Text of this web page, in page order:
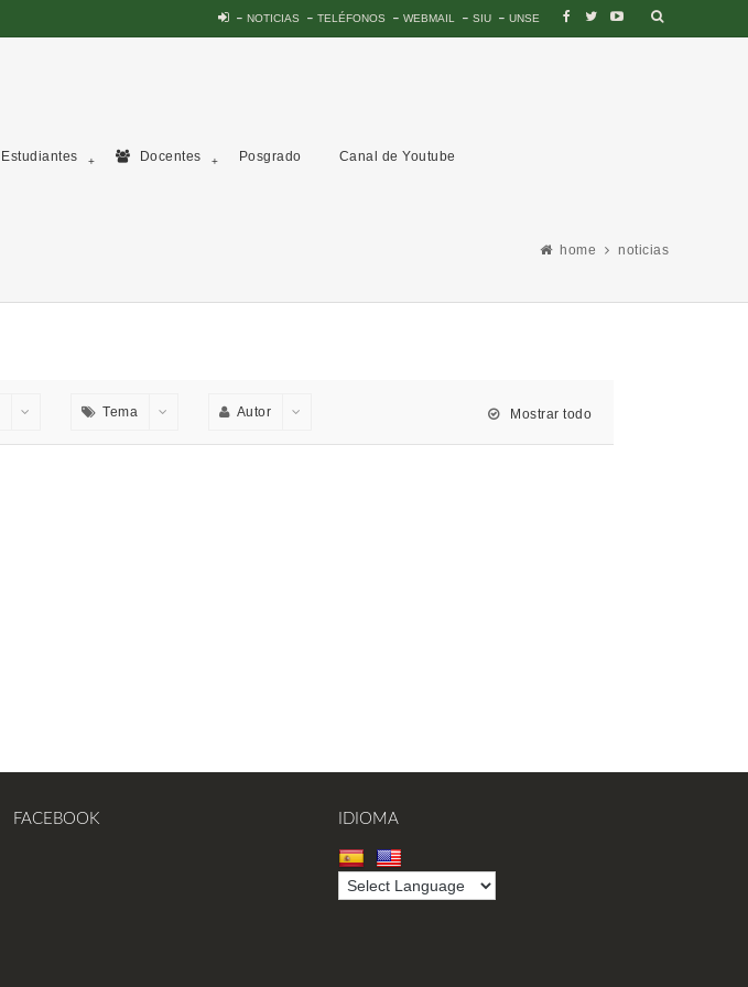
NOTICIAS TELÉFONOS WEBMAIL SIU UNSE
Estudiantes Docentes Posgrado Canal de Youtube
home noticias
Tema Autor Mostrar todo
FACEBOOK IDIOMA